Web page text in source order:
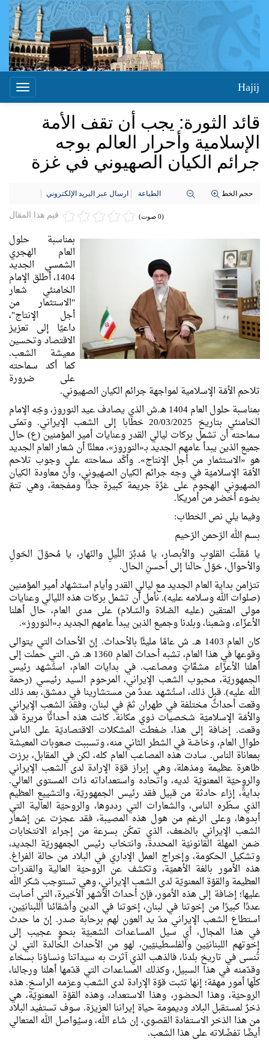
Toggle
Hajij
قائد الثورة: يجب أن تقف الأمة
الإسلامية وأحرار العالم بوجه
جرائم الكيان الصهيوني في غزة
حجم الخط الطباعة ارسال عبر البريد الإلكتروني
قيم هذا المقال (0 صوت)
بمناسبة حلول
العام الهجري
الشمسي الجديد
1404، أطلق الإمام
الخامنئي شعار
"الاستثمار من
أجل الإنتاج"،
داعيًا إلى تعزيز
الاقتصاد وتحسين
معيشة الشعب.
كما أكد سماحته
على ضرورة
تلاحم الأمّة الإسلامية لمواجهة جرائم الكيان الصهيوني.
بمناسبة حلول العام 1404 هـ.ش الذي يصادف عيد النوروز، وجّه الإمام
الخامنئي بتاريخ 20/03/2025 خطابا إلى الشعب الإيراني. وتمنّى
سماحته أن تشمل بركات ليالي القدر وعنايات أمير المؤمنين (ع) حال
جميع الذين يبدأ عامهم الجديد بـ«النوروز»، معلنًا أن شعار العام الجديد
هو «الاستثمار من أجل الإنتاج». وأكّد سماحته على وجوب تلاحم
الأمّة الإسلاميّة في وجه جرائم الكيان الصهيوني، وأنّ معاودة الكيان
الصهيوني الهجوم على غزّة جريمة كبيرة جدًّا ومفجعة، وهي تتمّ
بضوء أخضر من أمريكا.
وفيما يلي نص الخطاب:
بسم الله الرّحمن الرّحيم
يا مُقلّبَ القلوبِ والأبصار، يا مُدبِّرَ اللّيلِ والنّهار، يا مُحوّلَ الحَولِ
والأحوال، حَوّل حالَنا إلى أحسنِ الحال.
تتزامن بداية العام الجديد مع ليالي القدر وأيام استشهاد أمير المؤمنين
(صلوات الله وسلامه عليه). نأمل أن تشمل بركات هذه الليالي وعنايات
مولى المتقين (عليه الصّلاة والسّلام) على مدى العام، حال أهلنا
الأعزّاء، وشعبنا، وبلدنا وجميع الذين يبدأ عامهم الجديد بـ«النوروز».
كان العام 1403 هـ. ش عامًا مليئًا بالأحداث. إنّ الأحداث التي يتوالى
وقوعها في هذا العام، تشبه أحداث العام 1360 هـ. ش. التي حملت إلى
أهلنا الأعزّاء مشقّاتٍ ومصاعب. في بدايات العام، استُشهد رئيس
الجمهوريّة، محبوب الشعب الإيراني، المرحوم السيد رئيسي (رحمة
الله عليه). قبل ذلك، استُشهد عددٌ من مستشارينا في دمشق، بعد ذلك
وقعت أحداثٌ مختلفة في طهران ثمّ في لبنان، وفقدَ الشعب الإيراني
والأمّة الإسلاميّة شخصيات ذوي مكانة. كانت هذه أحداثًا مريرة قد
وقعت. إضافة إلى هذا، ضغطت المشكلات الاقتصاديّة على الناس
طوال العام، وخاصّة في الشطر الثاني منه، وتسببت صعوبات المعيشة
بمعاناة الناس. سادت هذه المصاعب العام كله، لكن في المقابل، برزت
ظاهرة عظيمة ومذهلة، وهي إبراز قوّة الإرادة لدى الشعب الإيراني
والروحيّة المعنويّة لديه، واتحاده واستعداداته ذات المستوى العالي.
بدايةً، إزاء حادثة من قبيل فقد رئيس الجمهوريّة، والتشييع العظيم
الذي سطّره الناس، والشعارات التي رددوها، والروحيّة العالية التي
أبدوها، وعلى الرغم من هول هذه المصيبة، فقد عجزت عن إشعار
الشعب الإيراني بالضعف، الذي تمكّن بسرعة من إجراء الانتخابات
ضمن المهلة القانونيّة المحددة، وانتخاب رئيس الجمهوريّة الجديد،
وتشكيل الحكومة، وإخراج العمل الإداري في البلاد من حالة الفراغ.
هذه الأمور بالغة الأهميّة، وتكشف عن الروحيّة العالية والقدرات
العظيمة والقوّة المعنويّة لدى الشعب الإيراني، وهي تستوجب شكر الله
عليها؛ إضافة إلى هذه الأمور، فإنّ أحداث الأشهر الأخيرة، التي أصابت
عددًا كبيرًا من إخوتنا في لبنان، إخوتنا في الدين وأشقائنا اللبنانيّين،
استطاع الشعب الإيراني مدّ يد العون لهم برحابة صدر. إنّ ما حدث
في هذا المجال، أي سيل المساعدات الشعبيّة بنحوٍ عجيب إلى
إخوتهم اللبنانيّين والفلسطينيّين، لهو من الأحداث الخالدة التي لن
تُنسى في تاريخ بلدنا، فالذهب الذي آثرت به سيداتنا ونساؤنا بسخاء
وقدّمنه في هذا السبيل، وكذلك المساعدات التي قدّمها أهلنا ورجالنا،
كلّها أمور مهمّة؛ إنها تثبت قوّة الإرادة لدى الشعب وعزمه الراسخ. هذه
الروحيّة، وهذا الحضور، وهذا الاستعداد، وهذه القوّة المعنويّة، هي
ذخرٌ لمستقبل البلاد وديمومة حياة إيراننا العزيزة. سوف تستفيد البلاد
من هذا الذخر الاستفادة القصوى، إن شاء الله، وسيُواصل الله المتعالي
أيضًا تفضّلاته على هذا الشعب.